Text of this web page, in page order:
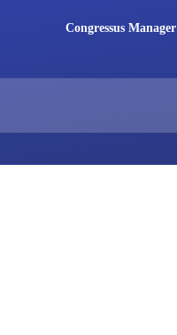
Congressus Manager